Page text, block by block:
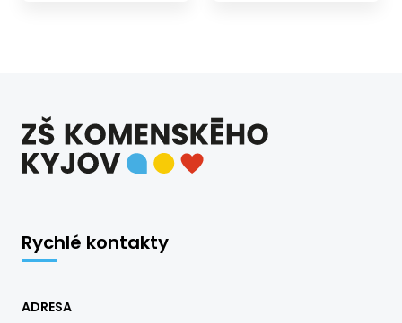
Rychlé kontakty
ADRESA